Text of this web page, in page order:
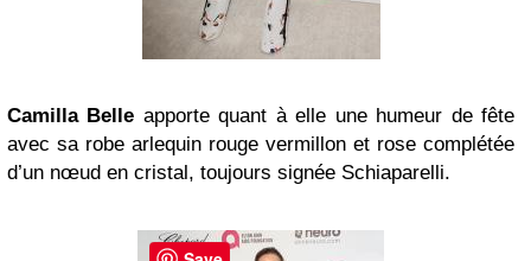
Camilla Belle apporte quant à elle une humeur de fête
avec sa robe arlequin rouge vermillon et rose complétée
d’un nœud en cristal, toujours signée Schiaparelli.